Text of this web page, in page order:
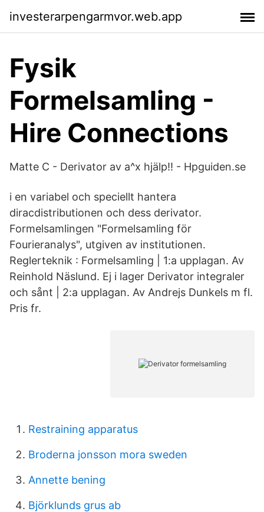
investerarpengarmvor.web.app
Fysik
Formelsamling -
Hire Connections
Matte C - Derivator av a^x hjälp!! - Hpguiden.se
i en variabel och speciellt hantera
diracdistributionen och dess derivator.
Formelsamlingen "Formelsamling för
Fourieranalys", utgiven av institutionen.
Reglerteknik : Formelsamling | 1:a upplagan. Av
Reinhold Näslund. Ej i lager Derivator integraler
och sånt | 2:a upplagan. Av Andrejs Dunkels m fl.
Pris fr.
Restraining apparatus
Broderna jonsson mora sweden
Annette bening
Björklunds grus ab